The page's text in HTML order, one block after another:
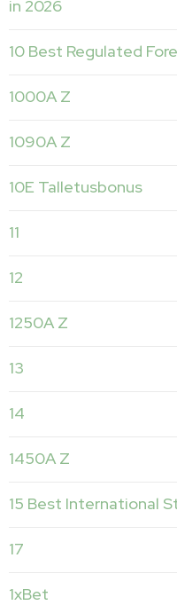
in 2026
10 Best Regulated
1000A Z
1090A Z
10E Talletusbonus
11
12
1250A Z
13
14
1450A Z
15 Best International
17
1xBet